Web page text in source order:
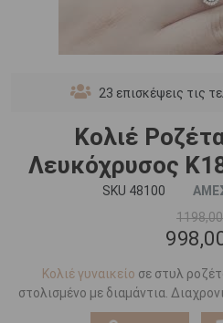
23 επισκέψεις τις
Κολιέ
Λευκόχρυσος
SKU 48100
Κολιέ γυναικείο σε στυλ
στολισμένο με διαμάντια.